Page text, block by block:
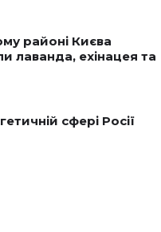
районі Києва
лаванда, ехінацея та
сфері Росії